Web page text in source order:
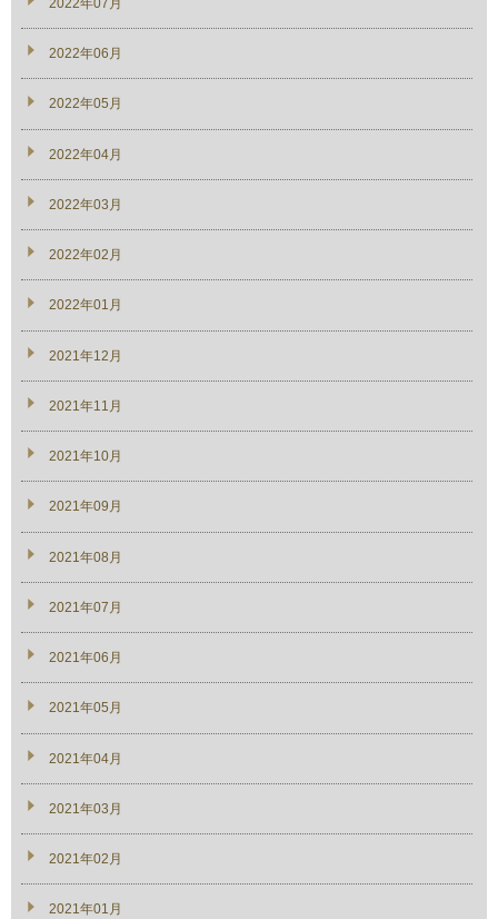
2022年07月
2022年06月
2022年05月
2022年04月
2022年03月
2022年02月
2022年01月
2021年12月
2021年11月
2021年10月
2021年09月
2021年08月
2021年07月
2021年06月
2021年05月
2021年04月
2021年03月
2021年02月
2021年01月